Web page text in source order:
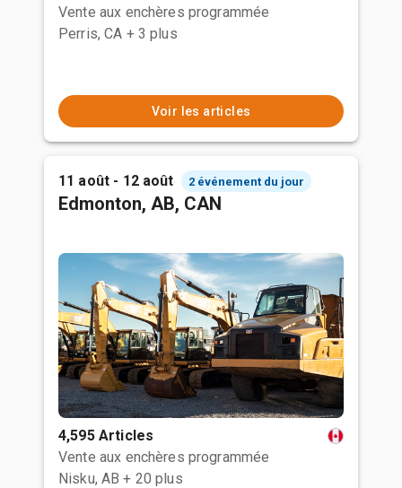
Vente aux enchères programmée
Perris, CA + 3 plus
Voir les articles
11 août - 12 août 2 événement du jour
Edmonton, AB, CAN
4,595 Articles
Vente aux enchères programmée
Nisku, AB + 20 plus